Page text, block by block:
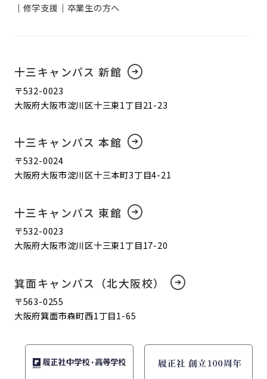
修学支援
卒業生の方へ
十三キャンパス 新館
〒532-0023
大阪府大阪市淀川区十三東1丁目21-23
十三キャンパス 本館
〒532-0024
大阪府大阪市淀川区十三本町3丁目4-21
十三キャンパス 東館
〒532-0023
大阪府大阪市淀川区十三東1丁目17-20
箕面キャンパス（北大阪校）
〒563-0255
大阪府箕面市森町西1丁目1-65